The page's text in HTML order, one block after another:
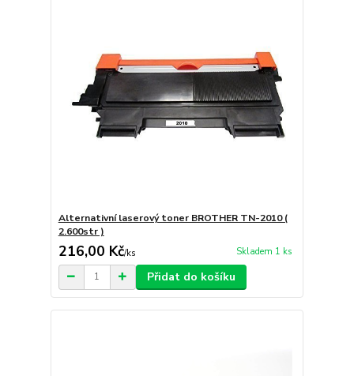
Alternativní laserový toner BROTHER TN-2010 (
2.600str )
216,00 Kč/ks Skladem 1 ks
Přidat do košíku